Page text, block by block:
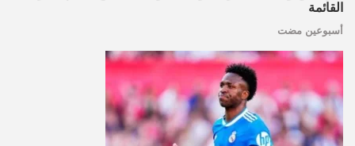
القائمة
أسبوعين مضت